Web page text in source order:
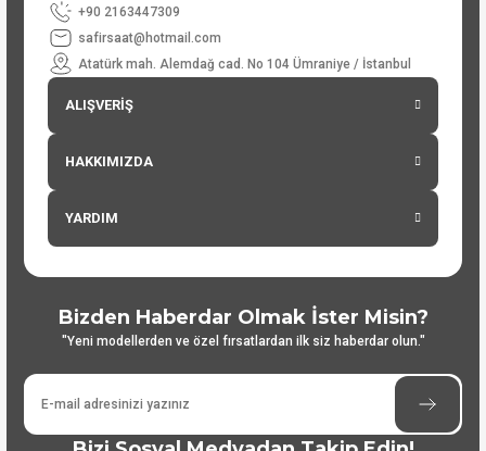
+90 2163447309
safirsaat@hotmail.com
Atatürk mah. Alemdağ cad. No 104 Ümraniye / İstanbul
ALIŞVERİŞ
HAKKIMIZDA
YARDIM
Bizden Haberdar Olmak İster Misin?
"Yeni modellerden ve özel fırsatlardan ilk siz haberdar olun."